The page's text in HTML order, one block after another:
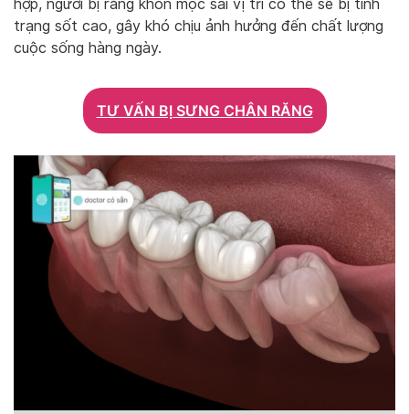
hợp, người bị răng khôn mọc sai vị trí có thể sẽ bị tình
trạng sốt cao, gây khó chịu ảnh hưởng đến chất lượng
cuộc sống hàng ngày.
TƯ VẤN BỊ SƯNG CHÂN RĂNG